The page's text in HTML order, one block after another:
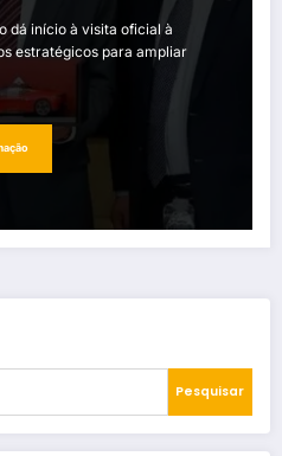
dá início à visita oficial à
estratégicos para ampliar
Pesquisar